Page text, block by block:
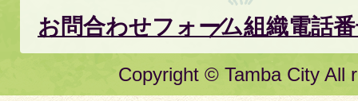
お問合わせフォーム組織電話
Copyright © Tamba City All